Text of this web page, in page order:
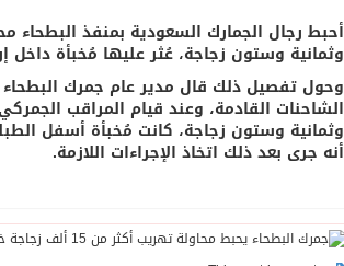
وثمانية وستون زجاجة، عُثر عليها مُخبأة داخل
وحول تفصيل ذلك قال مدير عام جمرك البطحاء
وثمانية وستون زجاجة، كانت مُخبأة أسفل
أنه جرى بعد ذلك اتخاذ الإجراءات اللازمة.